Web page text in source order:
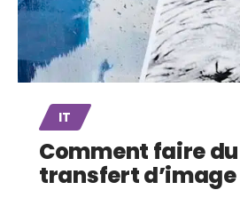
IT
Comment faire du
transfert d’image